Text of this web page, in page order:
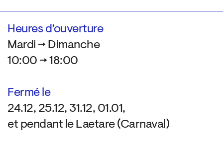
Heures d’ouverture
Mardi → Dimanche
10:00 → 18:00
Fermé le
24.12, 25.12, 31.12, 01.01,
et pendant le Laetare (Carnaval)